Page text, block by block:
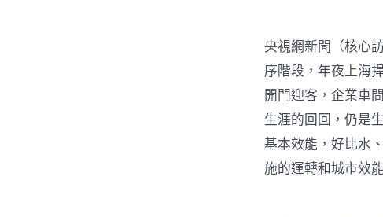
央視網新聞（核心
序階段，年夜上海
開門迎客，企業車
生涯的回回，仍是
基本效能，好比水
施的運轉和城市效